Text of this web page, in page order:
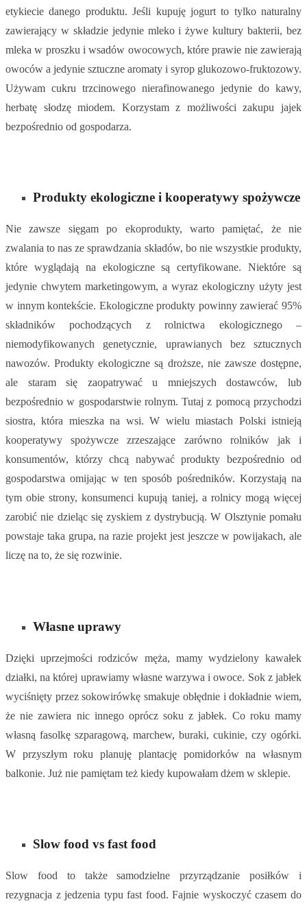
etykiecie danego produktu. Jeśli kupuję jogurt to tylko naturalny
zawierający w składzie jedynie mleko i żywe kultury bakterii, bez
mleka w proszku i wsadów owocowych, które prawie nie zawierają
owoców a jedynie sztuczne aromaty i syrop glukozowo-fruktozowy.
Używam cukru trzcinowego nierafinowanego jedynie do kawy,
herbatę słodzę miodem. Korzystam z możliwości zakupu jajek
bezpośrednio od gospodarza.
Produkty ekologiczne i kooperatywy spożywcze
Nie zawsze sięgam po ekoprodukty, warto pamiętać, że nie
zwalania to nas ze sprawdzania składów, bo nie wszystkie produkty,
które wyglądają na ekologiczne są certyfikowane. Niektóre są
jedynie chwytem marketingowym, a wyraz ekologiczny użyty jest
w innym kontekście. Ekologiczne produkty powinny zawierać 95%
składników pochodzących z rolnictwa ekologicznego –
niemodyfikowanych genetycznie, uprawianych bez sztucznych
nawozów. Produkty ekologiczne są droższe, nie zawsze dostępne,
ale staram się zaopatrywać u mniejszych dostawców, lub
bezpośrednio w gospodarstwie rolnym. Tutaj z pomocą przychodzi
siostra, która mieszka na wsi. W wielu miastach Polski istnieją
kooperatywy spożywcze zrzeszające zarówno rolników jak i
konsumentów, którzy chcą nabywać produkty bezpośrednio od
gospodarstwa omijając w ten sposób pośredników. Korzystają na
tym obie strony, konsumenci kupują taniej, a rolnicy mogą więcej
zarobić nie dzieląc się zyskiem z dystrybucją. W Olsztynie pomału
powstaje taka grupa, na razie projekt jest jeszcze w powijakach, ale
liczę na to, że się rozwinie.
Własne uprawy
Dzięki uprzejmości rodziców męża, mamy wydzielony kawałek
działki, na której uprawiamy własne warzywa i owoce. Sok z jabłek
wyciśnięty przez sokowirówkę smakuje obłędnie i dokładnie wiem,
że nie zawiera nic innego oprócz soku z jabłek. Co roku mamy
własną fasolkę szparagową, marchew, buraki, cukinie, czy ogórki.
W przyszłym roku planuję plantację pomidorków na własnym
balkonie. Już nie pamiętam też kiedy kupowałam dżem w sklepie.
Slow food vs fast food
Slow food to także samodzielne przyrządzanie posiłków i
rezygnacja z jedzenia typu fast food. Fajnie wyskoczyć czasem do